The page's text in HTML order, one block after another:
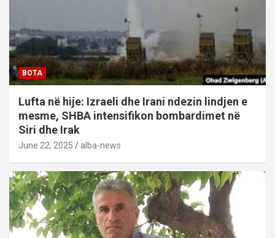
BOTA
Lufta në hije: Izraeli dhe Irani ndezin lindjen e
mesme, SHBA intensifikon bombardimet në
Siri dhe Irak
June 22, 2025 alba-news